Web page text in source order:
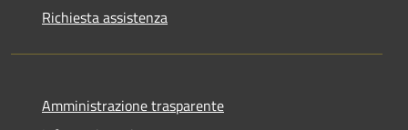
Richiesta assistenza
Amministrazione trasparente